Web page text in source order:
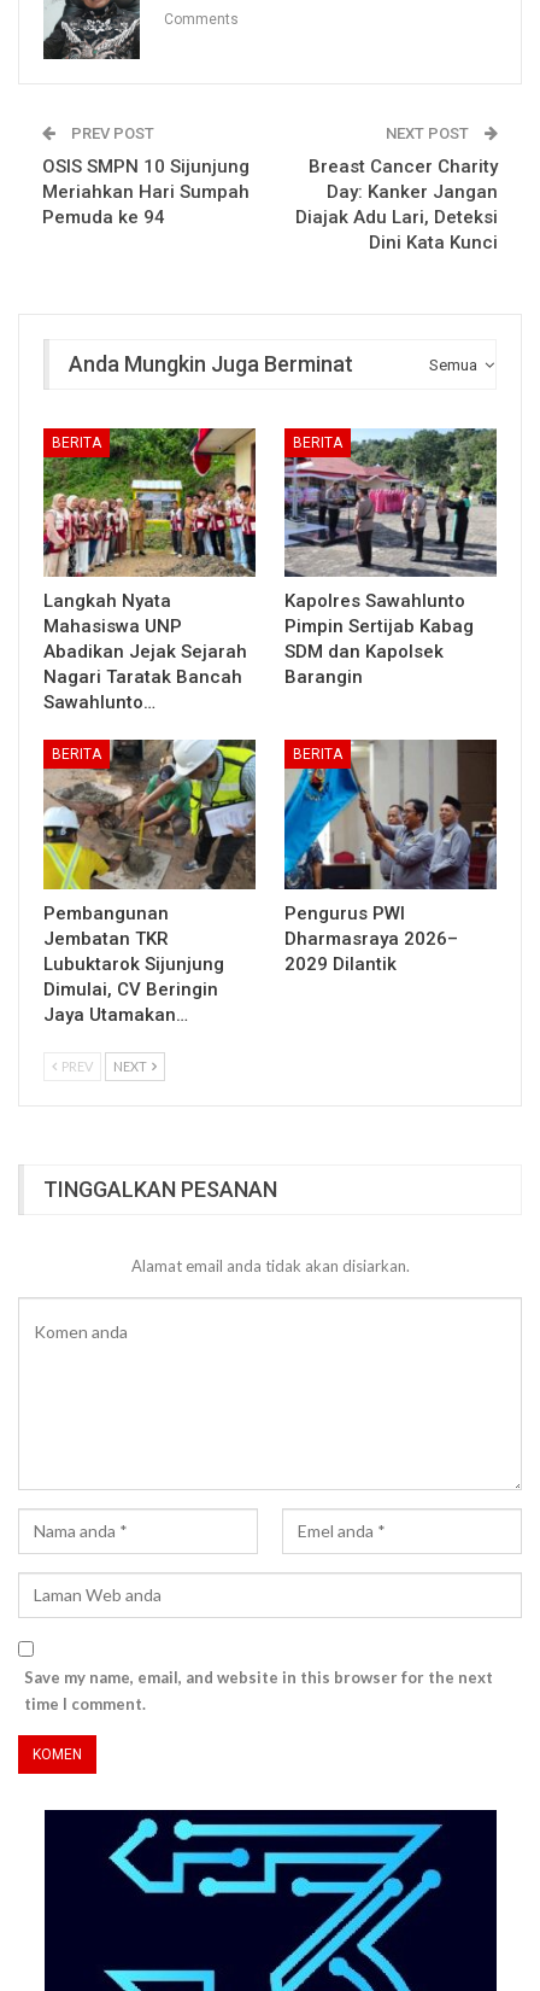
Comments
PREV POST
OSIS SMPN 10 Sijunjung
Meriahkan Hari Sumpah
Pemuda ke 94
NEXT POST
Breast Cancer Charity
Day: Kanker Jangan
Diajak Adu Lari, Deteksi
Dini Kata Kunci
Semua
Anda Mungkin Juga Berminat
BERITA
Langkah Nyata
Mahasiswa UNP
Abadikan Jejak Sejarah
Nagari Taratak Bancah
Sawahlunto…
BERITA
Kapolres Sawahlunto
Pimpin Sertijab Kabag
SDM dan Kapolsek
Barangin
BERITA
Pembangunan
Jembatan TKR
Lubuktarok Sijunjung
Dimulai, CV Beringin
Jaya Utamakan…
BERITA
Pengurus PWI
Dharmasraya 2026–
2029 Dilantik
PREV NEXT
TINGGALKAN PESANAN
Alamat email anda tidak akan disiarkan.
Save my name, email, and website in this browser for the next
time I comment.